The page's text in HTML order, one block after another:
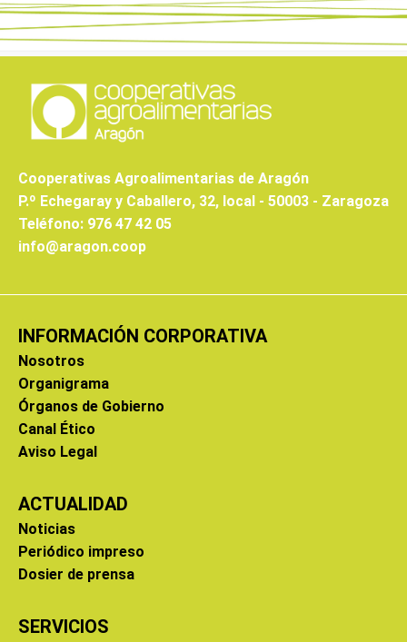
Cooperativas Agroalimentarias de Aragón
P.º Echegaray y Caballero, 32, local - 50003 - Zaragoza
Teléfono: 976 47 42 05
info@aragon.coop
INFORMACIÓN CORPORATIVA
Nosotros
Organigrama
Órganos de Gobierno
Canal Ético
Aviso Legal
ACTUALIDAD
Noticias
Periódico impreso
Dosier de prensa
SERVICIOS